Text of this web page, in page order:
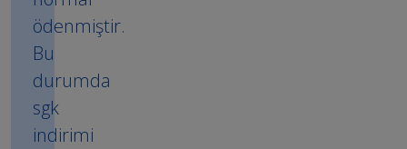
ödenmiştir.
Bu
durumda
sgk
indirimi